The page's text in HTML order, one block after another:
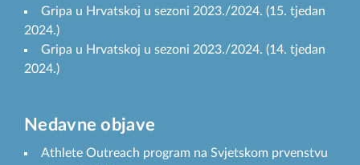
Gripa u Hrvatskoj u sezoni 2023./2024. (15. tjedan
2024.)
Gripa u Hrvatskoj u sezoni 2023./2024. (14. tjedan
2024.)
Nedavne objave
Athlete Outreach program na Svjetskom prvenstvu